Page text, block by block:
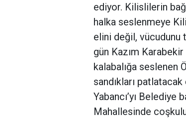
ediyor. Kilislilerin
halka seslenmeye
elini değil, vücudunu
gün Kazım
kalabalığa seslenen
sandıkları
Yabancı’yı
Mahallesinde